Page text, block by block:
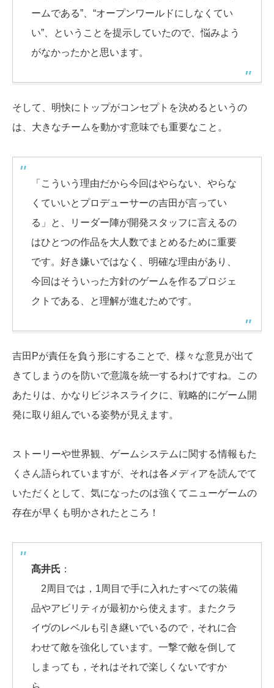
ームである”、“オープンワールドにしなくてい
い”、ということを提示していたので、悩みよう
がなかったかと思います。
そして、明快にトップがコンセプトを決めるというの
は、大きなチームを動かす意味でも重要なこと。
「こういう理由だから今回はやらない、やらな
くていいとプロデューサーの吉田が言ってい
る」と、リーダー陣が開発スタッフに言えるの
はひとつの作品を大人数でまとめるために重要
です。好き嫌いではなく、明確な理由があり、
今回はそういった方針のゲームを作るプロジェ
クトである、と理解が進むためです。
吉田Pが責任を負う形にすることで、様々な意見が出て
きてしまうのを防いで意識を統一するわけですね。この
あたりは、かなりビジネスライクに、戦略的にゲーム開
発に取り組んでいる姿勢が見えます。
ストーリーや世界観、ゲームシステムに関する情報もた
くさん語られていますが、それは各メディアを読んでて
いただくとして、気になったのは強くてニューゲームの
存在が早くも明かされたところ！
髙井氏 ：
2周目では，1周目で手に入れたすべての装備
品やアビリティが最初から使えます。またクラ
イヴのレベルも引き継いでいるので，それに合
わせて敵を強化しています。一撃で敵を倒して
しまっても，それはそれで楽しくないですか